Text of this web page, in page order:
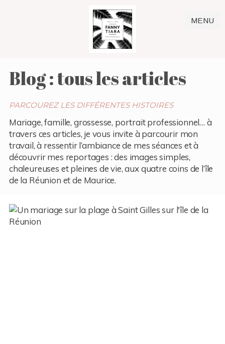
MENU
Blog : tous les articles
PARCOUREZ LES DIFFÉRENTES HISTOIRES
Mariage, famille, grossesse, portrait professionnel… à
travers ces articles, je vous invite à parcourir mon
travail, à ressentir l’ambiance de mes séances et à
découvrir mes reportages : des images simples,
chaleureuses et pleines de vie, aux quatre coins de l’île
de la Réunion et de Maurice.